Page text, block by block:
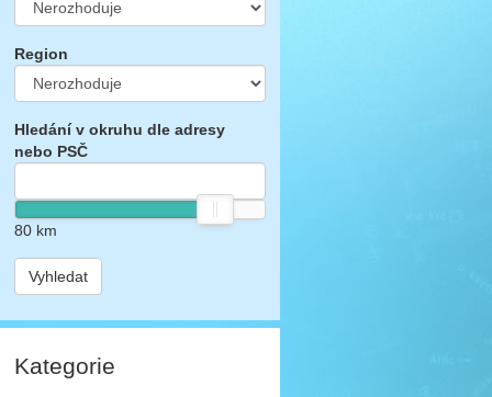
Region
Hledání v okruhu dle adresy
nebo PSČ
80km
Vyhledat
Kategorie